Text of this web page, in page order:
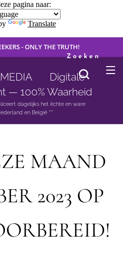
pagina naar:
Translate
- ONLY THE TRUTH!
🟣 Digitale
— 100% Waarheid
dagelijks het èchte en ware
en België ***
Zoeken
MAAND
2023 OP